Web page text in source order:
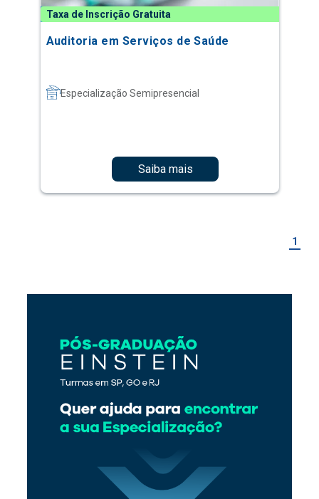
Taxa de Inscrição Gratuita
Auditoria em Serviços de Saúde
Especialização Semipresencial
Saiba mais
1